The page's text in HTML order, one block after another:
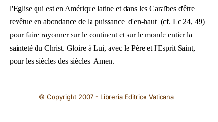
l'Eglise qui est en Amérique latine et dans les Caraïbes d'être
revêtue en abondance de la puissance d'en-haut (cf. Lc 24, 49)
pour faire rayonner sur le continent et sur le monde entier la
sainteté du Christ. Gloire à Lui, avec le Père et l'Esprit Saint,
pour les siècles des siècles. Amen.
© Copyright 2007 - Libreria Editrice Vaticana